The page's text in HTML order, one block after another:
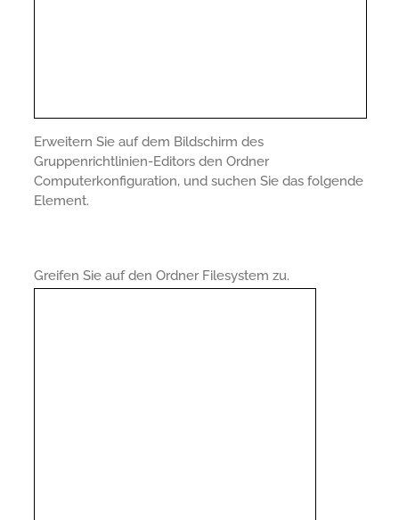
Erweitern Sie auf dem Bildschirm des
Gruppenrichtlinien-Editors den Ordner
Computerkonfiguration, und suchen Sie das folgende
Element.
Greifen Sie auf den Ordner Filesystem zu.